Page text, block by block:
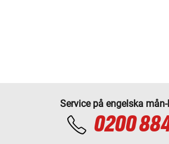
Service på engelska
0200